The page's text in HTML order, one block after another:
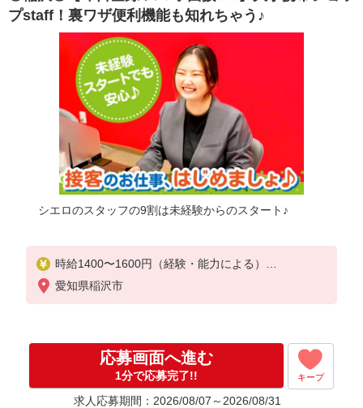
プstaff！裏ワザ便利機能も知れちゃう♪
シエロのスタッフの9割は未経験からのスタート♪
時給1400〜1600円（経験・能力による）
※残業代支給
★交通費別途支給（規定あり）
入社祝い金10万円支給(規定有)
お友達を紹介頂くと,
インセンティブ支給(規定有)
愛知県稲沢市
応募画面へ進む
1分で応募完了!! キープ
求人応募期間：2026/08/07～2026/08/31